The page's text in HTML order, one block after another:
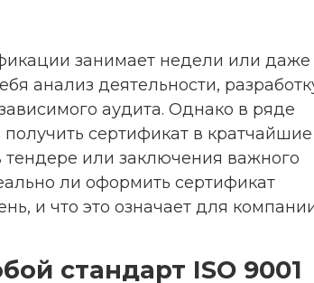
занимает недели или даже
анализ деятельности,
аудита. Однако в ряде
сертификат в кратчайшие
или заключения важного
ли оформить сертификат
и что это означает для
стандарт ISO 9001